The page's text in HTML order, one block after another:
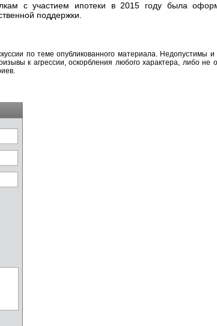
с участием ипотеки в 2015 году была
поддержки.
по теме опубликованного материала. Недопустимы и
к агрессии, оскорбления любого характера, либо не